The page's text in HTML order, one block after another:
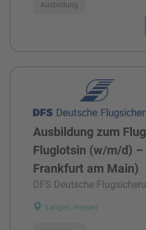
Ausbildung
Ausbildung zum
Fluglotsin (w/m/d) –
Frankfurt am Main)
DFS Deutsche
Langen, Hessen